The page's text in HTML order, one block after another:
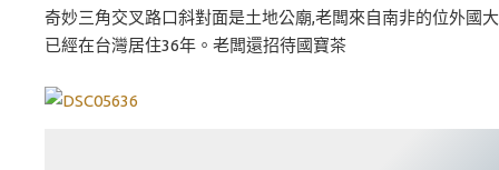
奇妙三角交叉路口斜對面是土地公廟,老闆來自南非的位外國
已經在台灣居住36年。老闆還招待國寶茶